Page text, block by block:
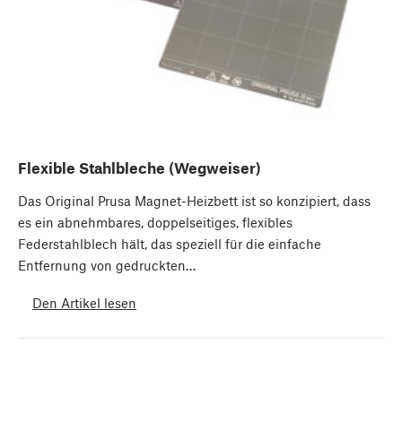
Flexible Stahlbleche (Wegweiser)
Das Original Prusa Magnet-Heizbett ist so konzipiert, dass
es ein abnehmbares, doppelseitiges, flexibles
Federstahlblech hält, das speziell für die einfache
Entfernung von gedruckten…
Den Artikel lesen